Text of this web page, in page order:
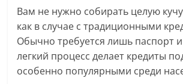
Вам не нужно собирать целую
как в случае с традиционными
Обычно требуется лишь паспорт
легкий процесс делает кредиты
особенно популярными среди